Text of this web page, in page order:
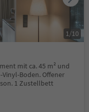
mit ca. 45 m² und
Boden. Offener
1 Zustellbett
1/10